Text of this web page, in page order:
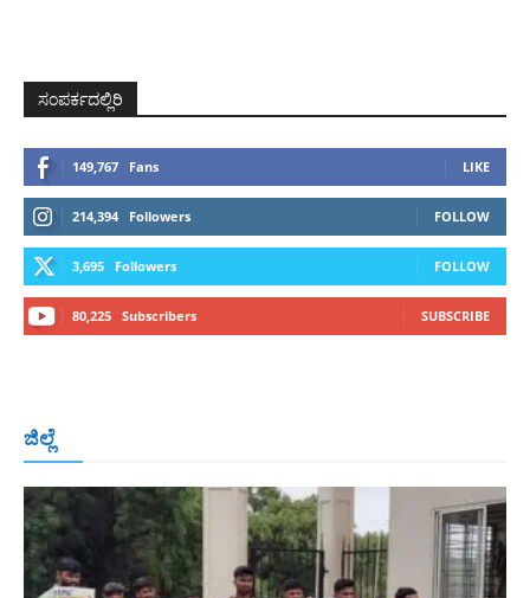
ಸಂಪರ್ಕದಲ್ಲಿರಿ
149,767 Fans LIKE
214,394 Followers FOLLOW
3,695 Followers FOLLOW
80,225 Subscribers SUBSCRIBE
ಜಿಲ್ಲೆ
More